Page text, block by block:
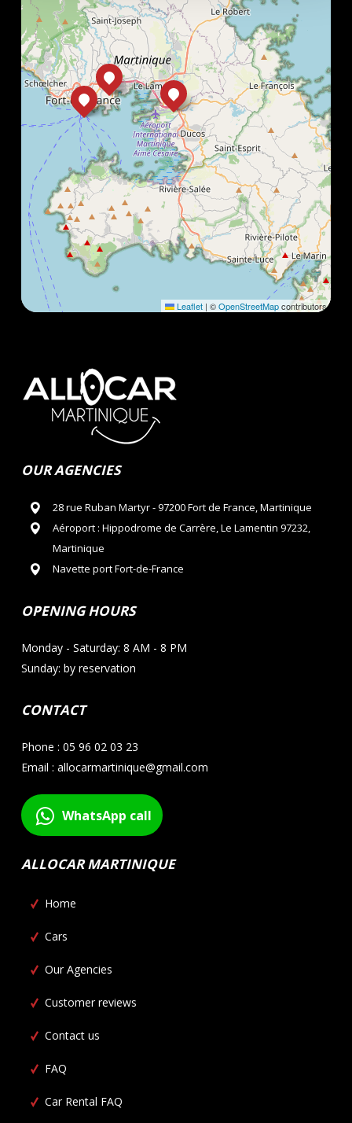
Leaflet | ©OpenStreetMapcontributors
OUR AGENCIES
28 rue Ruban Martyr - 97200 Fort de France, Martinique
Aéroport : Hippodrome de Carrère, Le Lamentin 97232,
Martinique
Navette port Fort-de-France
OPENING HOURS
Monday - Saturday: 8 AM - 8 PM
Sunday: by reservation
CONTACT
Phone : 05 96 02 03 23
Email : allocarmartinique@gmail.com
WhatsApp call
ALLOCAR MARTINIQUE
Home
Cars
Our Agencies
Customer reviews
Contact us
FAQ
Car Rental FAQ